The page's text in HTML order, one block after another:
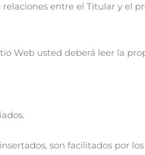
entre el Titular y el
Web usted deberá leer la
son facilitados por